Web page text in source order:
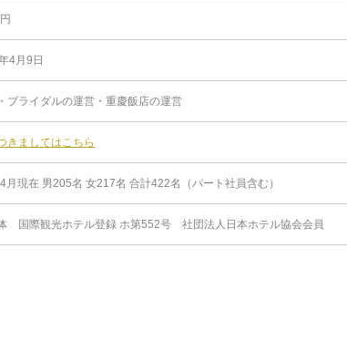
4月9日
ブライダルの運営・重慶飯店の運営
きましてはこちら
月現在 男205名 女217名 合計422名（パート社員含む）
国際観光ホテル登録 ホ第552号 社団法人日本ホテル協会会員